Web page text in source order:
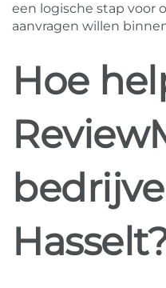
een logische stap voor
aanvragen willen
Hoe